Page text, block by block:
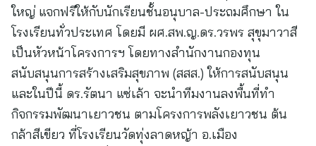
ใหญ่ แจกฟรีให้กับนักเรียนชั้นอนุบาล-ประถมศึกษา ใน
โรงเรียนทั่วประเทศ โดยมี ผศ.สพ.ญ.ดร.วรพร สุขุมาวาสี
เป็นหัวหน้าโครงการฯ โดยทางสำนักงานกองทุน
สนับสนุนการสร้างเสริมสุขภาพ (สสส.) ให้การสนับสนุน
และในปีนี้ ดร.รัตนา แซ่เล้า จะนำทีมงานลงพื้นที่ทำ
กิจกรรมพัฒนาเยาวชน ตามโครงการพลังเยาวชน ต้น
กล้าสีเขียว ที่โรงเรียนวัดทุ่งลาดหญ้า อ.เมือง